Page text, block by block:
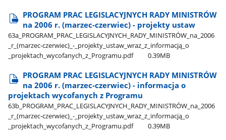
PROGRAM PRAC LEGISLACYJNYCH RADY MINISTRÓW
na 2006 r. (marzec-czerwiec) - projekty ustaw
63a​_PROGRAM​_PRAC​_LEGISLACYJNYCH​_RADY​_MINISTRÓW​_na​_2006​
_r​_(marzec-czerwiec)​_-​_projekty​_ustaw​_wraz​_z​_informacją​_o​
_projektach​_wycofanych​_z​_Programu.pdf
0.39MB
PROGRAM PRAC LEGISLACYJNYCH RADY MINISTRÓW
na 2006 r. (marzec-czerwiec) - informacja o
projektach wycofanych z Programu
63b​_PROGRAM​_PRAC​_LEGISLACYJNYCH​_RADY​_MINISTRÓW​_na​_2006​
_r​_(marzec-czerwiec)​_-​_projekty​_ustaw​_wraz​_z​_informacją​_o​
_projektach​_wycofanych​_z​_Programu.pdf
0.39MB